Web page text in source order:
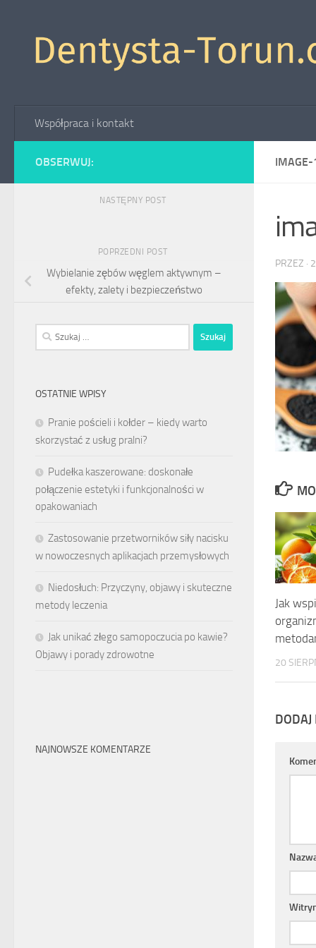
Współpraca i kontakt
PRZEZ ·
Jak
20
OBSERWUJ:
NASTĘPNY POST
POPRZEDNI POST
Wybielanie zębów węglem aktywnym –
efekty, zalety i bezpieczeństwo
Szukaj:
OSTATNIE WPISY
Pranie pościeli i kołder – kiedy warto
skorzystać z usług pralni?
Pudełka kaszerowane: doskonałe
połączenie estetyki i funkcjonalności w
opakowaniach
Zastosowanie przetworników siły nacisku
w nowoczesnych aplikacjach przemysłowych
Niedosłuch: Przyczyny, objawy i skuteczne
metody leczenia
Jak unikać złego samopoczucia po kawie?
Objawy i porady zdrowotne
NAJNOWSZE KOMENTARZE